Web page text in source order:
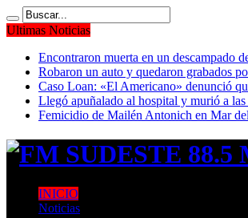
Ultimas Noticias
Encontraron muerta en un descampado
Robaron un auto y quedaron grabados
Caso Loan: «El Americano» denunció
Llegó apuñalado al hospital y murió a
Femicidio de Mailén Antonich en Mar
INICIO
Noticias